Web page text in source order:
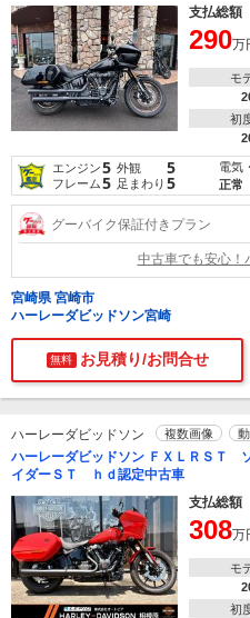
支払総額
290万
モ
初
エンジン5 外観 5
フレーム5 足まわり 5
電気
正常
グーバイク保証付きプラン
中古車でも安心！
宮崎県 宮崎市
ハーレーダビッドソン宮崎
無料 お見積り/お問合せ
ハーレーダビッドソン 複数画像
ハーレーダビッドソン ＦＸＬＲＳＴ
イダーＳＴ ｈｄ認定中古車
支払総額
308万
モ
初